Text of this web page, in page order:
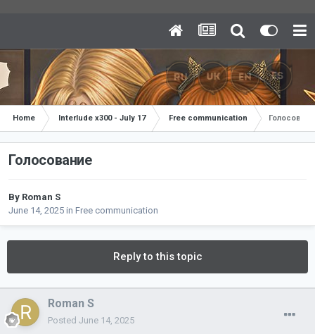
Home Interlude x300 - July 17 Free communication
Голосование
By Roman S
June 14, 2025 in Free communication
Reply to this topic
Roman S
Posted June 14, 2025